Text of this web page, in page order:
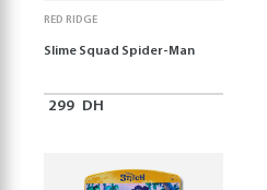
RED RIDGE
Slime Squad Spider-Man
299 DH